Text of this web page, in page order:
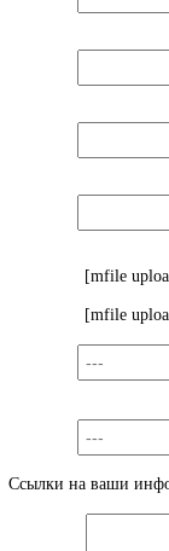
[mfile
[mfile
Ссылки на ваши